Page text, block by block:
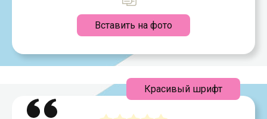
Вставить на фото
Красивый шрифт